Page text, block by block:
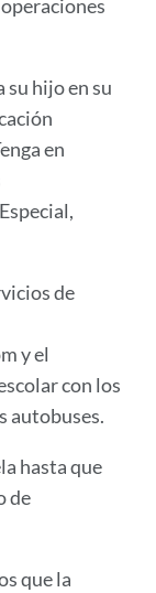
su hijo en su
en
de
y el
con los
autobuses.
hasta que
de
que la